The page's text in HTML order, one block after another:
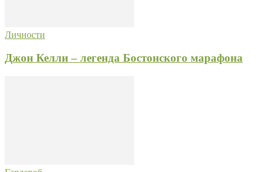
Личности
Джон Келли – легенда Бостонского марафона